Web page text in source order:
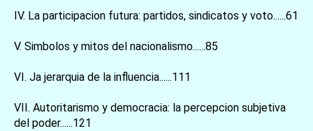
IV. La participacion futura: partidos, sindicatos y voto......61
V. Simbolos y mitos del nacionalismo......85
VI. Ja jerarquia de la influencia......111
VII. Autoritarismo y democracia: la percepcion subjetiva
del poder......121